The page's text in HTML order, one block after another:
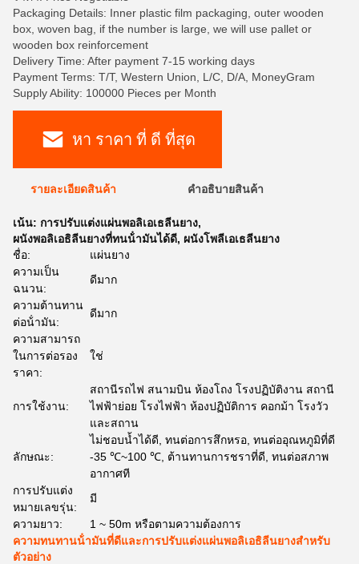
Packaging Details: Inner plastic film packaging, outer wooden
box, woven bag, if the number is large, we will use pallet or
wooden box reinforcement
Delivery Time: After payment 7-15 working days
Payment Terms: T/T, Western Union, L/C, D/A, MoneyGram
Supply Ability: 100000 Pieces per Month
หา ราคา ที่ ดี ที่สุด
รายละเอียดสินค้า คําอธิบายสินค้า
เน้น: การปรับแต่งแผ่นพอลิเอเธลีนยาง,
ผนังพอลิเอธิลีนยางที่ทนน้ํามันได้ดี, ผนังโพลีเอเธลีนยาง
ชื่อ:
แผ่นยาง
ความเป็น
ฉนวน:
ดีมาก
ความต้านทาน
ต่อน้ํามัน:
ดีมาก
ความสามารถ
ในการต่อรอง
ราคา:
ใช่
การใช้งาน:
สถานีรถไฟ สนามบิน ห้องโถง โรงปฏิบัติงาน สถานี
ไฟฟ้าย่อย โรงไฟฟ้า ห้องปฏิบัติการ คอกม้า โรงวัว
และสถาน
ลักษณะ:
ไม่ชอบน้ำได้ดี, ทนต่อการสึกหรอ, ทนต่ออุณหภูมิที่ดี
-35 ℃~100 ℃, ต้านทานการชราที่ดี, ทนต่อสภาพ
อากาศที
การปรับแต่ง
หมายเลขรุ่น:
มี
ความยาว:
1 ~ 50m หรือตามความต้องการ
ความทนทานน้ํามันที่ดีและการปรับแต่งแผ่นพอลิเอธิลีนยางสําหรับ
ตัวอย่าง